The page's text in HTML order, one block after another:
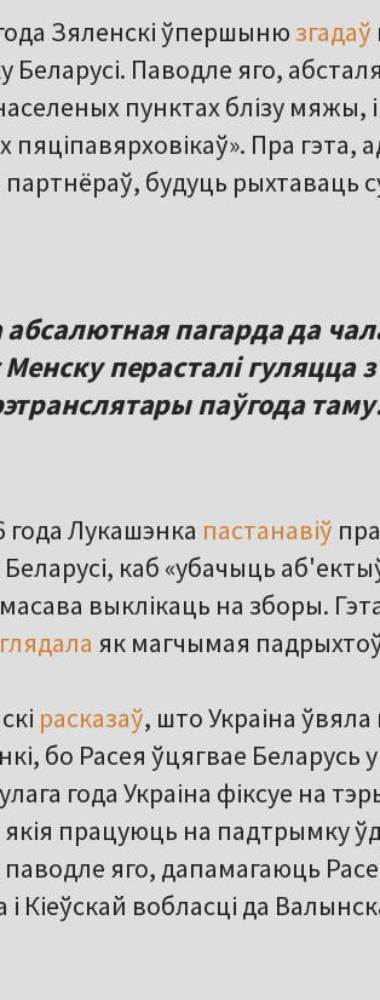
Зяленскі ўпершыню згадаў
Беларусі. Паводле яго,
пунктах блізу мяжы,
Пра гэта,
будуць рыхтаваць
абсалютная пагарда да
перасталі гуляцца
паўгода
года Лукашэнка пастанавіў
каб «убачыць
масава выклікаць на зборы.
як магчымая
расказаў, што Украіна
бо Расея ўцягвае Беларусь
года Украіна фіксуе на
працуюць на падтрымку
яго, дапамагаюць
і Кіеўскай вобласці да